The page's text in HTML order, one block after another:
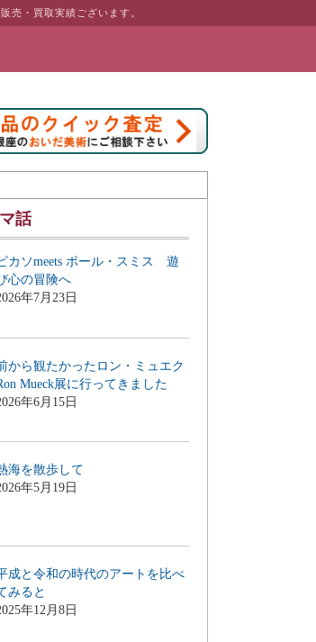
売・買取実績ございます。
画のある暮らしを」を公開致しました
話
カソmeets ポール・スミス 遊
心の冒険へ
年7月23日
から観たかったロン・ミュエク
Mueck展に行ってきました
年6月15日
海を散歩して
年5月19日
成と令和の時代のアートを比べ
みると
年12月8日